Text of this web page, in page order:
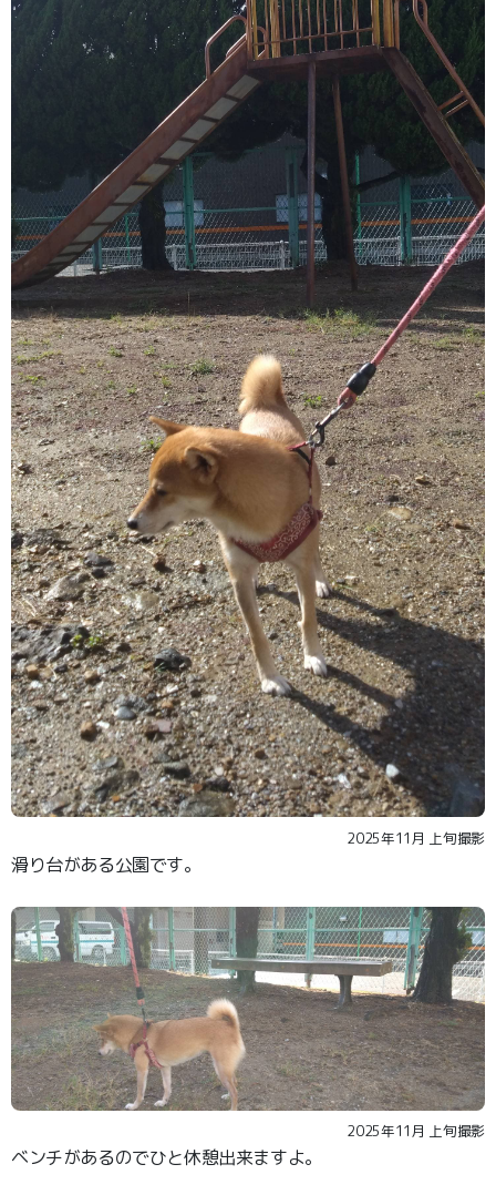
2025年11月 上旬撮影
滑り台がある公園です。
2025年11月 上旬撮影
ベンチがあるのでひと休憩出来ますよ。